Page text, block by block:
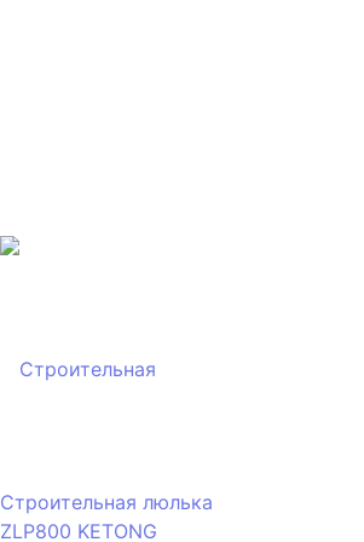
Строительная люлька
ZLP800 KETONG